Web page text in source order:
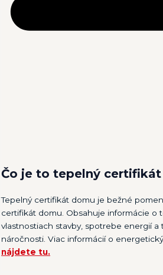
Čo je to tepelný
Tepelný certifikát domu je bežné
certifikát domu. Obsahuje informácie o
vlastnostiach stavby, spotrebe energií
náročnosti. Viac informácií o
nájdete tu.